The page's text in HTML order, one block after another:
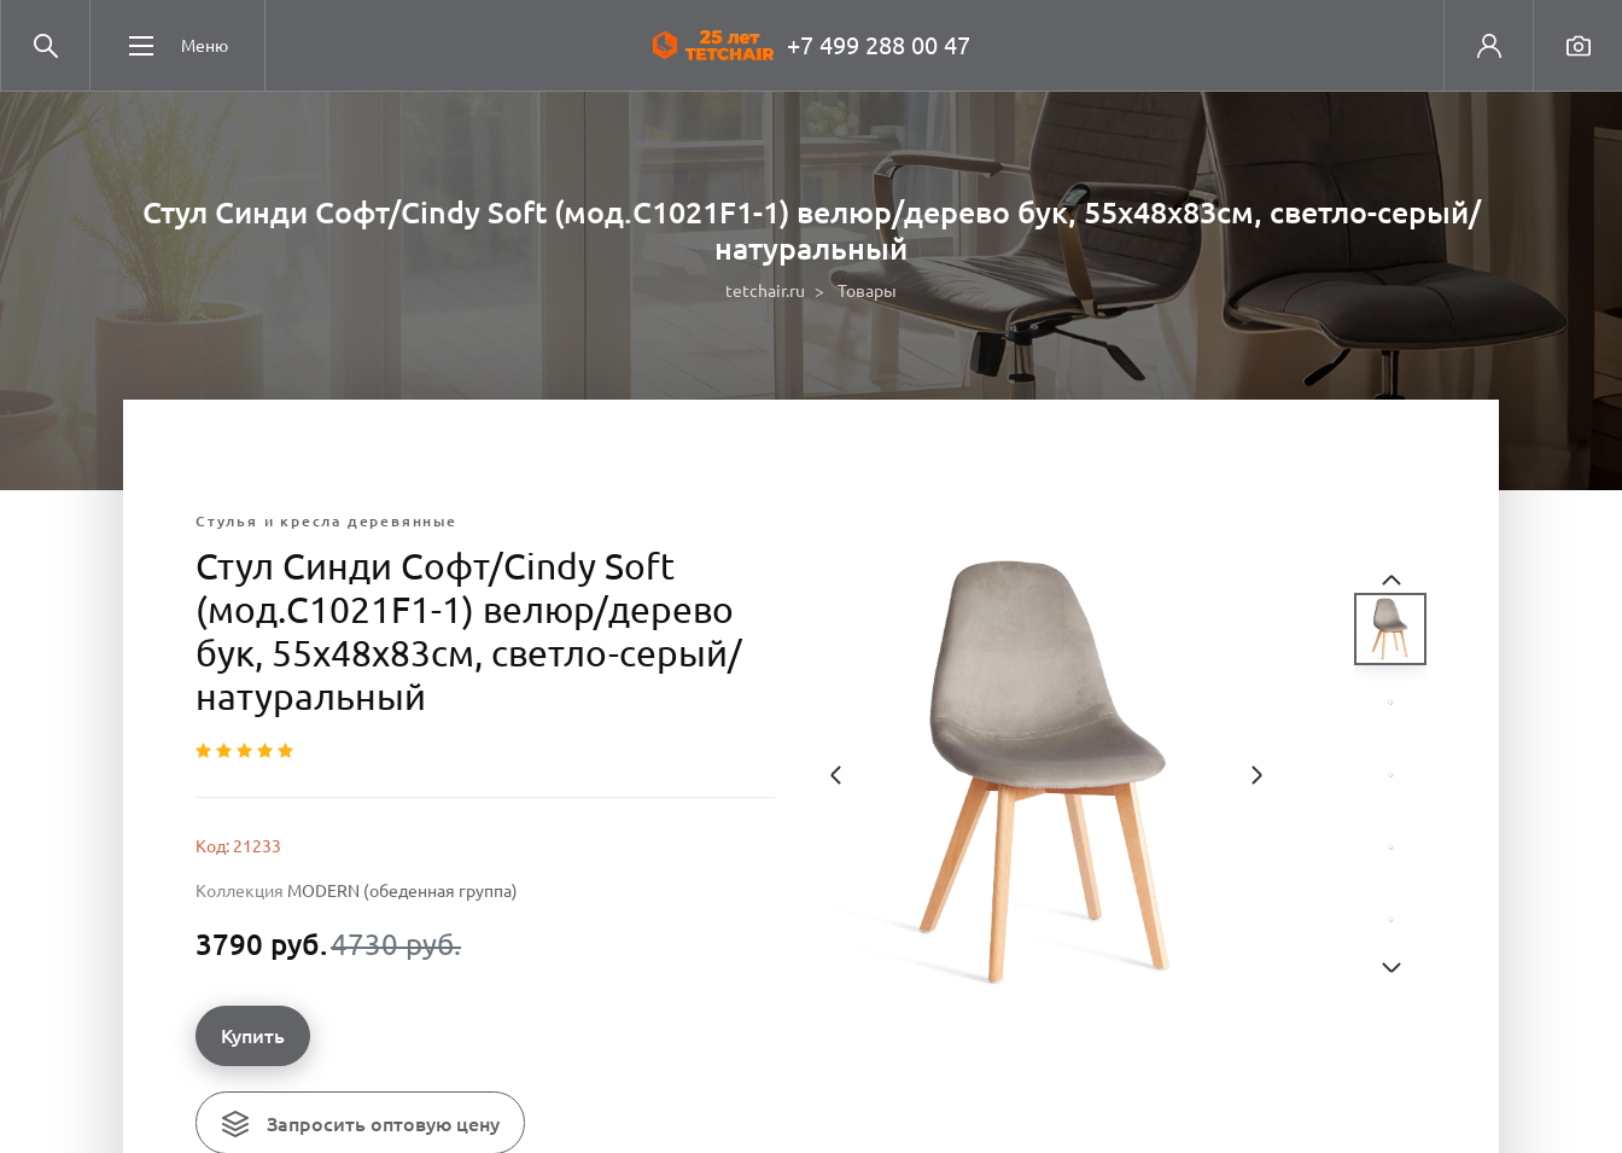
Меню +7 499 288 00 47
Стул Синди Софт/Cindy Soft (мод.C1021F1-1) велюр/дерево бук, 55х48х83см, светло-серый/
натуральный
tetchair.ru Товары
Стулья и кресла деревянные
Стул Синди Софт/Cindy Soft
(мод.C1021F1-1) велюр/дерево
бук, 55х48х83см, светло-серый/
натуральный
Код: 21233
Коллекция MODERN (обеденная группа)
3790 руб.4730 руб.
Купить
Запросить оптовую цену